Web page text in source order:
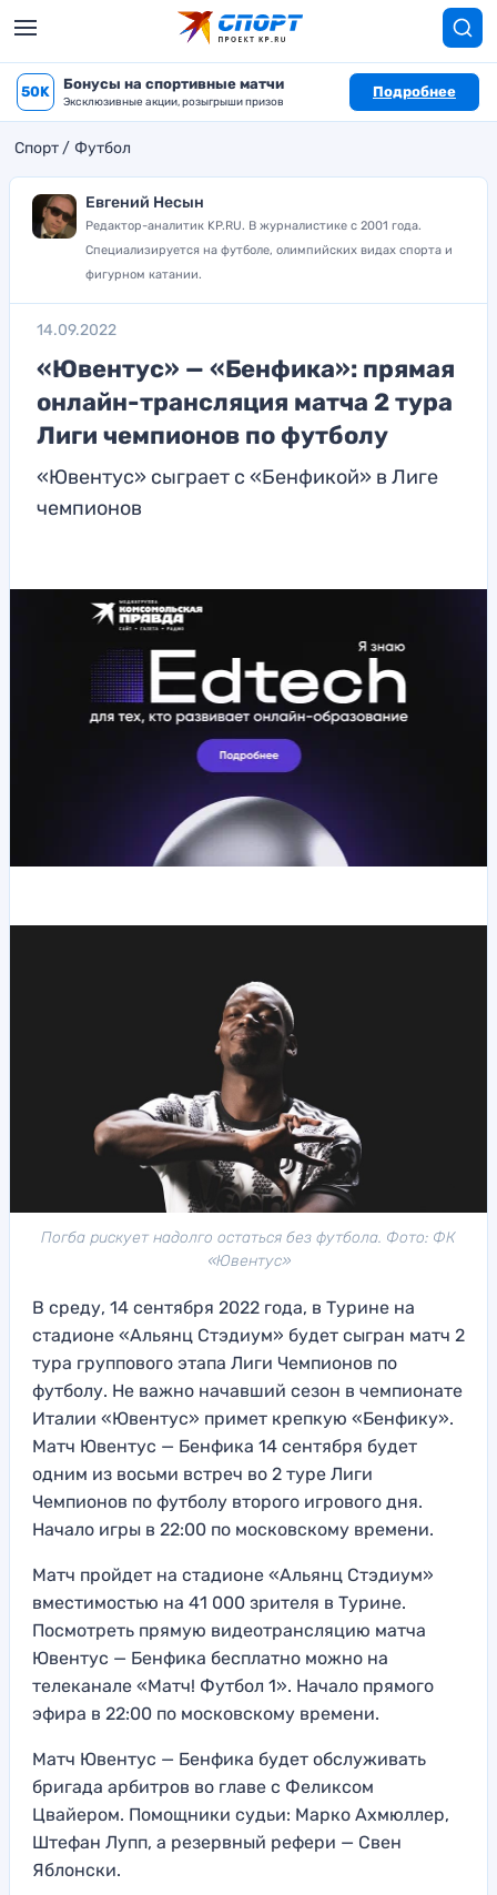
50K Бонусы на спортивные матчи
Эксклюзивные акции, розыгрыши призов
Подробнее
Спорт Футбол
Евгений Несын
Редактор-аналитик KP.RU. В журналистике с 2001 года.
Специализируется на футболе, олимпийских видах спорта и
фигурном катании.
14.09.2022
«Ювентус» — «Бенфика»: прямая
онлайн-трансляция матча 2 тура
Лиги чемпионов по футболу
«Ювентус» сыграет с «Бенфикой» в Лиге
чемпионов
Погба рискует надолго остаться без футбола. Фото: ФК
«Ювентус»
В среду, 14 сентября 2022 года, в Турине на
стадионе «Альянц Стэдиум» будет сыгран матч 2
тура группового этапа Лиги Чемпионов по
футболу. Не важно начавший сезон в чемпионате
Италии «Ювентус» примет крепкую «Бенфику».
Матч Ювентус — Бенфика 14 сентября будет
одним из восьми встреч во 2 туре Лиги
Чемпионов по футболу второго игрового дня.
Начало игры в 22:00 по московскому времени.
Матч пройдет на стадионе «Альянц Стэдиум»
вместимостью на 41 000 зрителя в Турине.
Посмотреть прямую видеотрансляцию матча
Ювентус — Бенфика бесплатно можно на
телеканале «Матч! Футбол 1». Начало прямого
эфира в 22:00 по московскому времени.
Матч Ювентус — Бенфика будет обслуживать
бригада арбитров во главе с Феликсом
Цвайером. Помощники судьи: Марко Ахмюллер,
Штефан Лупп, а резервный рефери — Свен
Яблонски.